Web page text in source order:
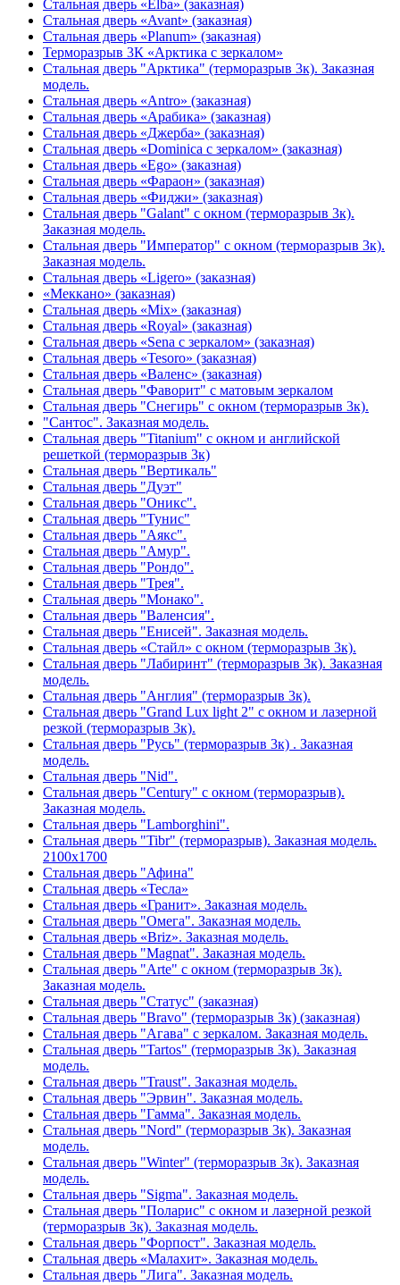
Стальная дверь «Elba» (заказная)
Стальная дверь «Avant» (заказная)
Стальная дверь «Planum» (заказная)
Терморазрыв 3К «Арктика с зеркалом»
Стальная дверь "Арктика" (терморазрыв 3к). Заказная
модель.
Стальная дверь «Antro» (заказная)
Стальная дверь «Арабика» (заказная)
Стальная дверь «Джерба» (заказная)
Стальная дверь «Dominica с зеркалом» (заказная)
Стальная дверь «Ego» (заказная)
Стальная дверь «Фараон» (заказная)
Стальная дверь «Фиджи» (заказная)
Стальная дверь "Galant" с окном (терморазрыв 3к).
Заказная модель.
Стальная дверь "Император" с окном (терморазрыв 3к).
Заказная модель.
Стальная дверь «Ligero» (заказная)
«Меккано» (заказная)
Стальная дверь «Mix» (заказная)
Стальная дверь «Royal» (заказная)
Стальная дверь «Sena с зеркалом» (заказная)
Стальная дверь «Tesoro» (заказная)
Стальная дверь «Валенс» (заказная)
Стальная дверь "Фаворит" с матовым зеркалом
Стальная дверь "Снегирь" с окном (терморазрыв 3к).
"Сантос". Заказная модель.
Стальная дверь "Titanium" с окном и английской
решеткой (терморазрыв 3к)
Стальная дверь "Вертикаль"
Стальная дверь "Дуэт"
Стальная дверь "Оникс".
Стальная дверь "Тунис"
Стальная дверь "Аякс".
Стальная дверь "Амур".
Стальная дверь "Рондо".
Стальная дверь "Трея".
Стальная дверь "Монако".
Стальная дверь "Валенсия".
Стальная дверь "Енисей". Заказная модель.
Стальная дверь «Стайл» с окном (терморазрыв 3к).
Стальная дверь "Лабиринт" (терморазрыв 3к). Заказная
модель.
Стальная дверь "Англия" (терморазрыв 3к).
Стальная дверь "Grand Lux light 2" с окном и лазерной
резкой (терморазрыв 3к).
Стальная дверь "Русь" (терморазрыв 3к) . Заказная
модель.
Стальная дверь "Nid".
Стальная дверь "Century" с окном (терморазрыв).
Заказная модель.
Стальная дверь "Lamborghini".
Стальная дверь "Tibr" (терморазрыв). Заказная модель.
2100х1700
Стальная дверь "Афина"
Стальная дверь «Тесла»
Стальная дверь «Гранит». Заказная модель.
Стальная дверь "Омега". Заказная модель.
Стальная дверь «Briz». Заказная модель.
Стальная дверь "Magnat". Заказная модель.
Стальная дверь "Arte" с окном (терморазрыв 3к).
Заказная модель.
Стальная дверь "Статус" (заказная)
Стальная дверь "Bravo" (терморазрыв 3к) (заказная)
Стальная дверь "Агава" с зеркалом. Заказная модель.
Стальная дверь "Tartos" (терморазрыв 3к). Заказная
модель.
Стальная дверь "Traust". Заказная модель.
Стальная дверь "Эрвин". Заказная модель.
Стальная дверь "Гамма". Заказная модель.
Стальная дверь "Nord" (терморазрыв 3к). Заказная
модель.
Стальная дверь "Winter" (терморазрыв 3к). Заказная
модель.
Стальная дверь "Sigma". Заказная модель.
Стальная дверь "Поларис" с окном и лазерной резкой
(терморазрыв 3к). Заказная модель.
Стальная дверь "Форпост". Заказная модель.
Стальная дверь «Малахит». Заказная модель.
Стальная дверь "Лига". Заказная модель.